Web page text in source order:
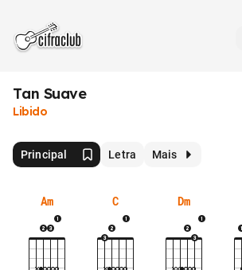
Tan Suave
Libido
Principal Letra Mais
Am C Dm